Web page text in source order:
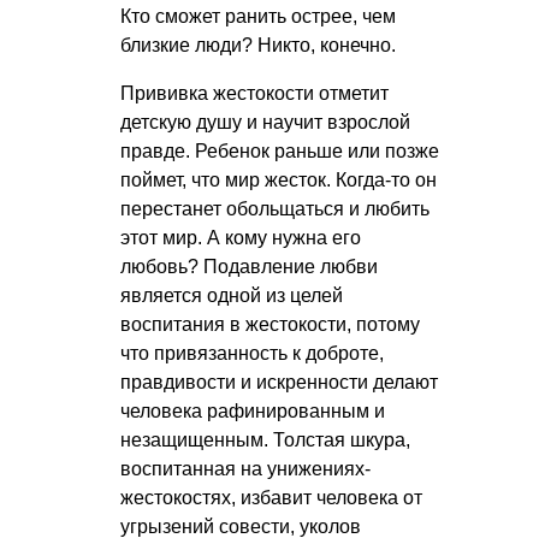
Кто сможет ранить острее, чем
близкие люди? Никто, конечно.
Прививка жестокости отметит
детскую душу и научит взрослой
правде. Ребенок раньше или позже
поймет, что мир жесток. Когда-то он
перестанет обольщаться и любить
этот мир. А кому нужна его
любовь? Подавление любви
является одной из целей
воспитания в жестокости, потому
что привязанность к доброте,
правдивости и искренности делают
человека рафинированным и
незащищенным. Толстая шкура,
воспитанная на унижениях-
жестокостях, избавит человека от
угрызений совести, уколов